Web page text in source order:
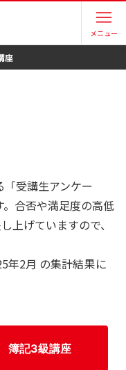
メニュー
座
受講生アンケー
合否や満足度の高低
上げていますので、
年2月 の集計結果に
簿記3級講座